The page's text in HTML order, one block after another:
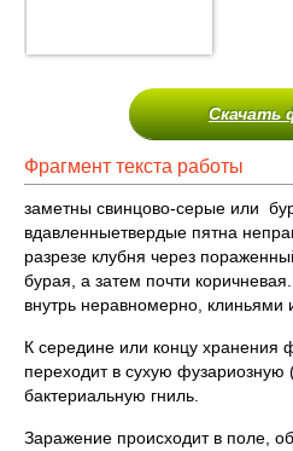
Скачать
Фрагмент текста работы
заметны свинцово-серые или
вдавленныетвердые пятна
разрезе клубня через
бурая, а затем почти
внутрь неравномер­но, клиньями
К середине или концу хранения
пере­ходит в сухую
бактериальную гниль.
Заражение происходит в поле,